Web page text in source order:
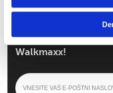
Prijavite se in
Walkmaxx!